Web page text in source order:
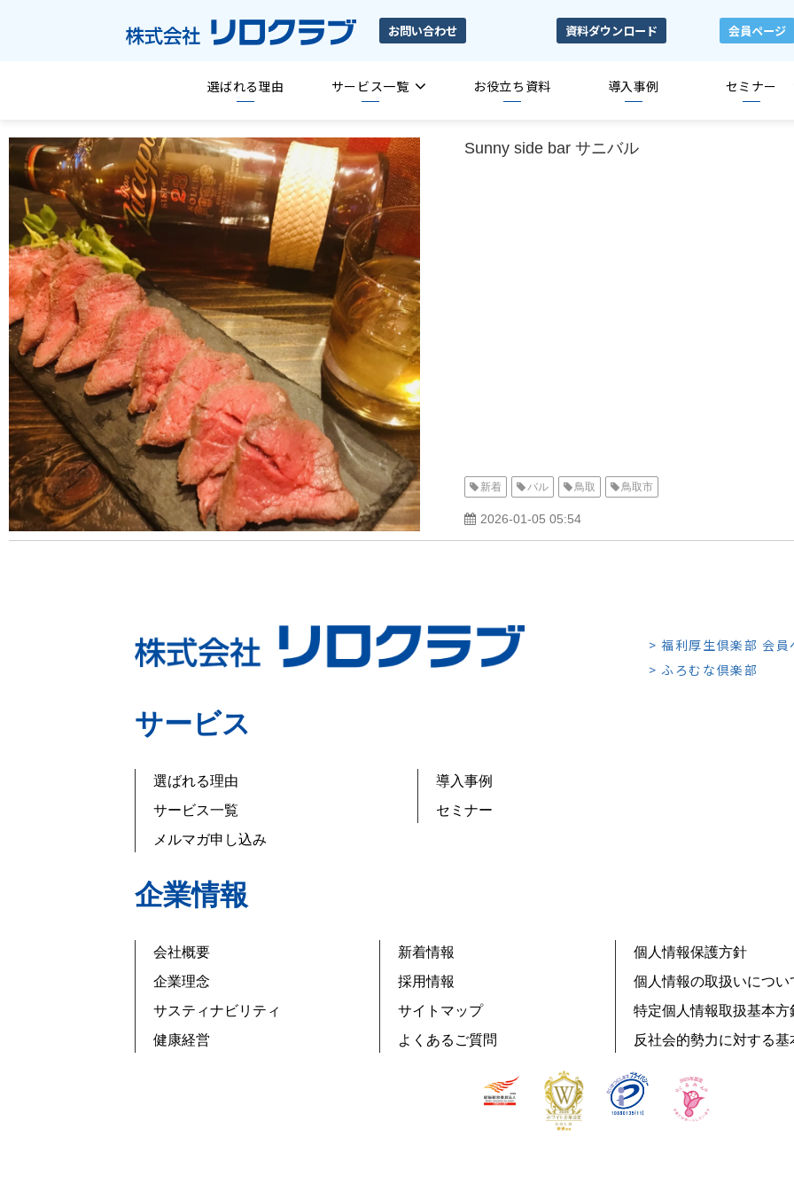
お問い合わせ 資料ダウンロード 会員ページ
選ばれる理由 サービス一覧 お役立ち資料 導入事例 セミナー
Sunny side bar サニバル
新着 バル 鳥取 鳥取市
2026-01-05 05:54
> 福利厚生倶楽部 会員
> ふろむな倶楽部
サービス
選ばれる理由
サービス一覧
メルマガ申し込み
導入事例
セミナー
企業情報
会社概要
企業理念
サスティナビリティ
健康経営
新着情報
採用情報
サイトマップ
よくあるご質問
個人情報保護方針
個人情報の取扱いについ
特定個人情報取扱基本方
反社会的勢力に対する基